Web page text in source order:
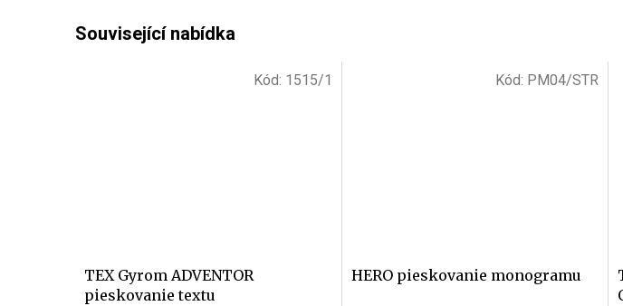
TEX Gyrom ADVENTOR
pieskovanie textu
Kód: 1515/1
HERO pieskovanie monogramu
Kód: PM04/STR